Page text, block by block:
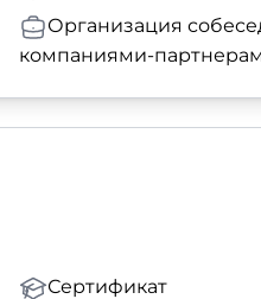
Организация
компаниями-
Сертификат